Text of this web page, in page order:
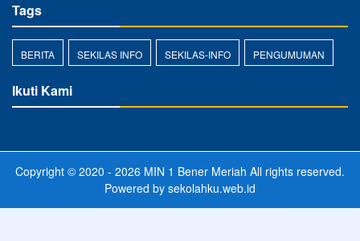
Tags
BERITA SEKILAS INFO SEKILAS-INFO PENGUMUMAN
Ikuti Kami
Copyright © 2020 - 2026 MIN 1 Bener Meriah All rights reserved.
Powered by sekolahku.web.id